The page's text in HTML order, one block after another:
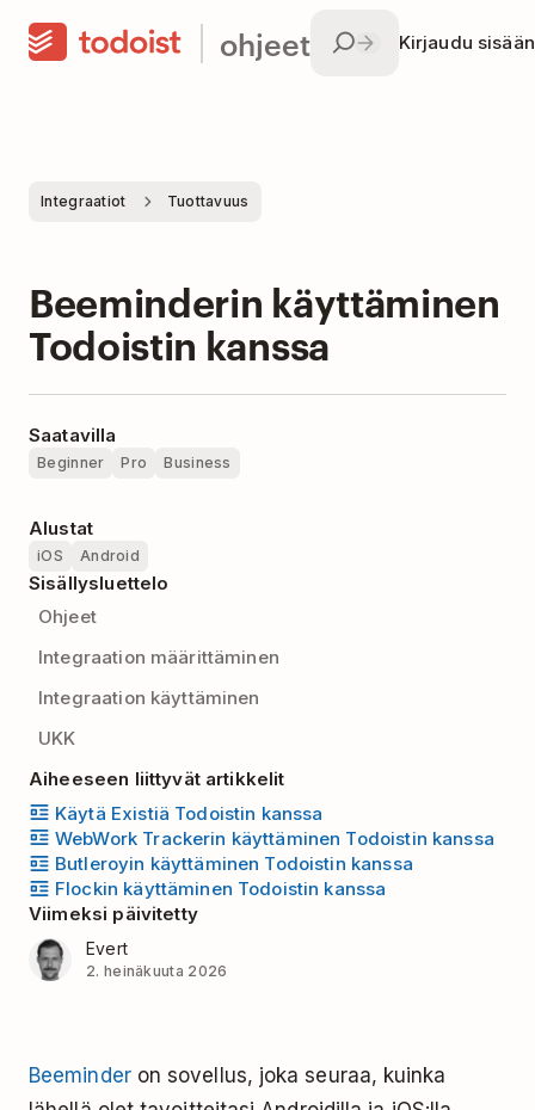
ohjeet Kirjaudu sisään
Integraatiot Tuottavuus
Beeminderin käyttäminen
Todoistin kanssa
Saatavilla
Beginner Pro Business
Alustat
iOS Android
Sisällysluettelo
Ohjeet
Integraation määrittäminen
Integraation käyttäminen
UKK
Aiheeseen liittyvät artikkelit
Käytä Existiä Todoistin kanssa
WebWork Trackerin käyttäminen Todoistin kanssa
Butleroyin käyttäminen Todoistin kanssa
Flockin käyttäminen Todoistin kanssa
Viimeksi päivitetty
Evert
2. heinäkuuta 2026
Beeminderon sovellus, joka seuraa, kuinka